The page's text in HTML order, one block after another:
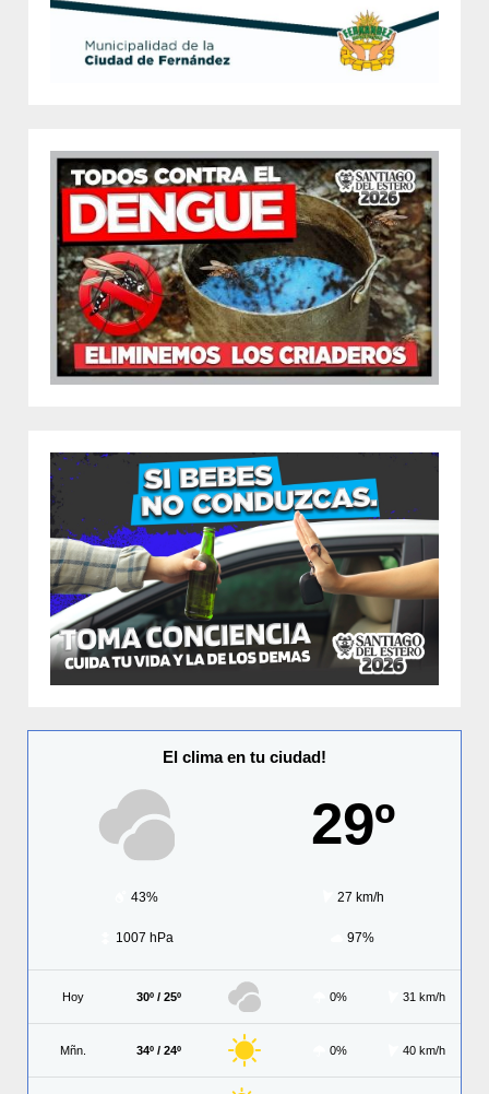
El clima en tu ciudad!
29º
43% 27 km/h
1007 hPa 97%
Hoy 30º / 25º 0% 31 km/h
Mñn. 34º / 24º 0% 40 km/h